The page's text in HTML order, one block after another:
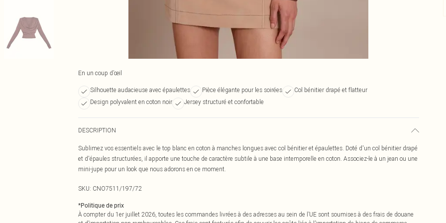
En un coup d’œil
Silhouette audacieuse avec épaulettes Pièce élégante pour les soirées
Col bénitier drapé et flatteur
Design polyvalent en coton noir
Jersey structuré et confortable
DESCRIPTION
Sublimez vos essentiels avec le top blanc en coton à manches longues avec col bénitier et épaulettes. Doté d'un col bénitier drapé
et d'épaules structurées, il apporte une touche de caractère subtile à une base intemporelle en coton. Associez-le à un jean ou une
mini-jupe pour un look que nous adorons en ce moment.
SKU: CNO7511/197/72
*Politique de prix
À compter du 1er juillet 2026, toutes les commandes livrées à des adresses au sein de l’UE sont soumises à des frais de douane